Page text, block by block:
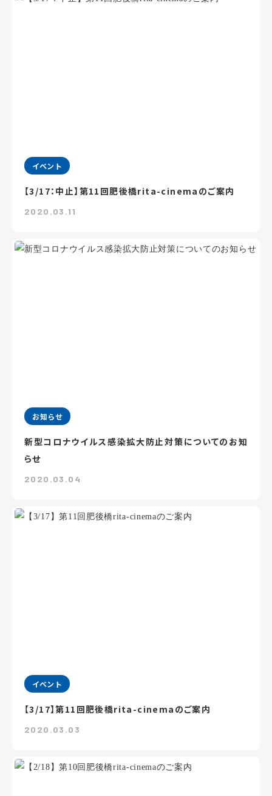
イベント
【3/17：中止】第11回肥後橋rita-cinemaのご案内
2020.03.11
お知らせ
新型コロナウイルス感染拡大防止対策についてのお知
らせ
2020.03.04
イベント
【3/17】第11回肥後橋rita-cinemaのご案内
2020.03.03